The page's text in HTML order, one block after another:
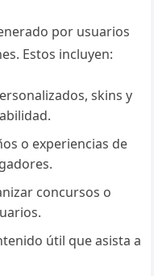
por usuarios
Estos incluyen:
skins y
o experiencias de
concursos o
útil que asista a